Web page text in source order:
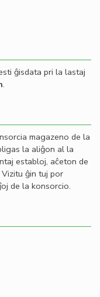
ĝisdata pri la lastaj
.
magazeno de la
la aliĝon al la
establoj, aĉeton de
ĝin tuj por
de la konsorcio.